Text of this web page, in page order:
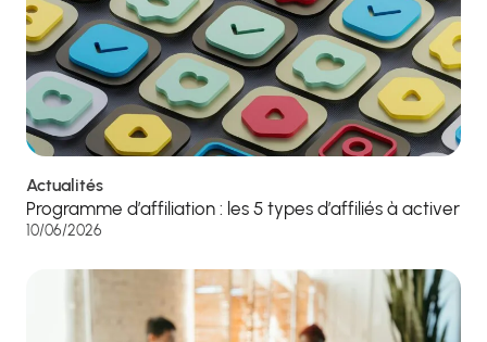
Actualités
Programme d’affiliation : les 5 types d’affiliés à activer
10/06/2026